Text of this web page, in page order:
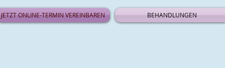
JETZT ONLINE-TERMIN VEREINBAREN BEHANDLUNGEN